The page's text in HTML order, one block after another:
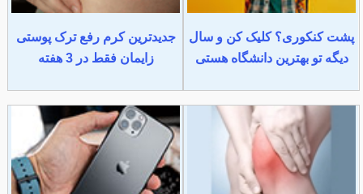
پشت کنکوری؟ کلیک کن و سال
دیگه تو بهترین دانشگاه هستی
جدیدترین کرم رفع ترک پوستی
زایمان فقط در 3 هفته